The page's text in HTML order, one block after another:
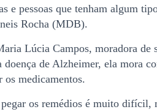
e pessoas que tenham algum
Rocha (MDB).
Lúcia Campos, moradora
doença de Alzheimer, ela mora
os medicamentos.
pegar os remédios é muito